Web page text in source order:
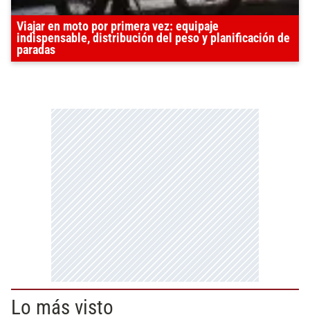
Viajar en moto por primera vez: equipaje
indispensable, distribución del peso y planificación de
paradas
Lo más visto